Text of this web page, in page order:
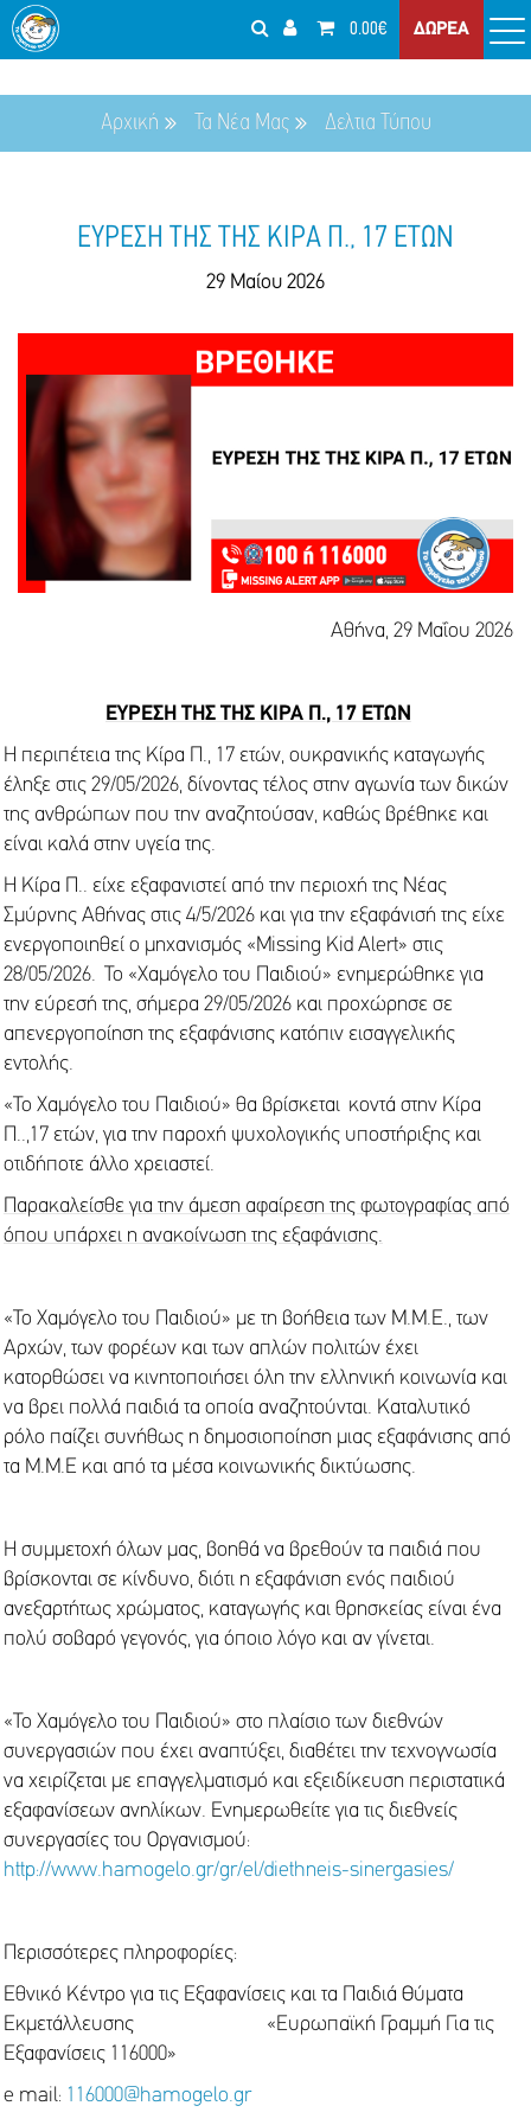
0.00€ ΔΩΡΕΑ
Αρχική Τα Νέα Μας Δελτια Τύπου
ΕΥΡΕΣΗ THΣ ΤΗΣ ΚΙΡΑ Π., 17 ΕΤΩΝ
29 Μαίου 2026
Αθήνα, 29 Μαΐου 2026
ΕΥΡΕΣΗ THΣ ΤΗΣ ΚΙΡΑ Π., 17 ΕΤΩΝ
Η περιπέτεια της Κίρα Π., 17 ετών, ουκρανικής καταγωγής
έληξε στις 29/05/2026, δίνοντας τέλος στην αγωνία των δικών
της ανθρώπων που την αναζητούσαν, καθώς βρέθηκε και
είναι καλά στην υγεία της.
Η Κίρα Π.. είχε εξαφανιστεί από την περιοχή της Νέας
Σμύρνης Αθήνας στις 4/5/2026 και για την εξαφάνισή της είχε
ενεργοποιηθεί ο μηχανισμός «Missing Kid Alert» στις
28/05/2026. Το «Χαμόγελο του Παιδιού» ενημερώθηκε για
την εύρεσή της, σήμερα 29/05/2026 και προχώρησε σε
απενεργοποίηση της εξαφάνισης κατόπιν εισαγγελικής
εντολής.
«To Χαμόγελο του Παιδιού» θα βρίσκεται κοντά στην Κίρα
Π..,17 ετών, για την παροχή ψυχολογικής υποστήριξης και
οτιδήποτε άλλο χρειαστεί.
Παρακαλείσθε για την άμεση αφαίρεση της φωτογραφίας από
όπου υπάρχει η ανακοίνωση της εξαφάνισης.
«Το Χαμόγελο του Παιδιού» με τη βοήθεια των Μ.Μ.Ε., των
Αρχών, των φορέων και των απλών πολιτών έχει
κατορθώσει να κινητοποιήσει όλη την ελληνική κοινωνία και
να βρει πολλά παιδιά τα οποία αναζητούνται. Καταλυτικό
ρόλο παίζει συνήθως η δημοσιοποίηση μιας εξαφάνισης από
τα Μ.Μ.Ε και από τα μέσα κοινωνικής δικτύωσης.
Η συμμετοχή όλων μας, βοηθά να βρεθούν τα παιδιά που
βρίσκονται σε κίνδυνο, διότι η εξαφάνιση ενός παιδιού
ανεξαρτήτως χρώματος, καταγωγής και θρησκείας είναι ένα
πολύ σοβαρό γεγονός, για όποιο λόγο και αν γίνεται.
«Το Χαμόγελο του Παιδιού» στο πλαίσιο των διεθνών
συνεργασιών που έχει αναπτύξει, διαθέτει την τεχνογνωσία
να χειρίζεται με επαγγελματισμό και εξειδίκευση περιστατικά
εξαφανίσεων ανηλίκων. Ενημερωθείτε για τις διεθνείς
συνεργασίες του Οργανισμού:
http://www.hamogelo.gr/gr/el/diethneis-sinergasies/
Περισσότερες πληροφορίες:
Εθνικό Κέντρο για τις Εξαφανίσεις και τα Παιδιά Θύματα
Εκμετάλλευσης «Ευρωπαϊκή Γραμμή Για τις
Εξαφανίσεις 116000»
e mail: 116000@hamogelo.gr